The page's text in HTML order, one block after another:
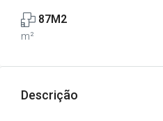
87M2
m²
Descrição